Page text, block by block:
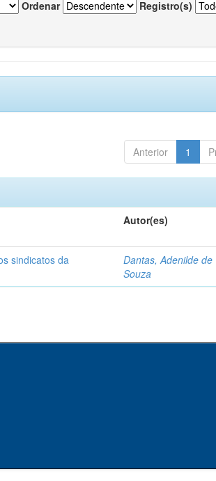
Ordenar Registro(s)
Anterior 1
Autor(es)
sindicatos da
Dantas, Adenilde de
Souza